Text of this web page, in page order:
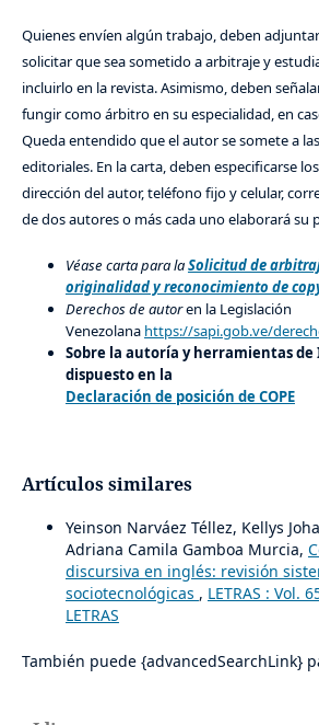
Quienes envíen algún trabajo, deben
solicitar que sea sometido a arbitraje y
incluirlo en la revista. Asimismo, deben
fungir como árbitro en su especialidad, en
Queda entendido que el autor se somete a
editoriales. En la carta, deben especificarse
dirección del autor, teléfono fijo y celular,
de dos autores o más cada uno elaborará su
Véase carta para laSolicitud de
originalidad y reconocimiento de
Derechos de autoren la Legislación
Venezolana https://sapi.gob.ve/
Sobre la autoría y herramientas
dispuesto en la
Declaración de posición de COPE
Artículos similares
Yeinson Narváez Téllez, Kellys
Adriana Camila Gamboa Murcia,
discursiva en inglés: revisión
sociotecnológicas , LETRAS : Vol.
LETRAS
También puede {advancedSearchLink}